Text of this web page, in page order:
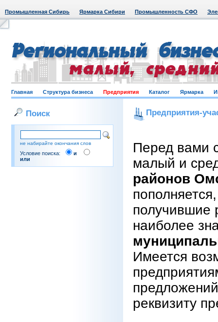
Промышленная Сибирь Ярмарка Сибири Промышленность СФО
Главная Структура бизнеса Предприятия Каталог Ярмарка
Поиск
не набирайте окончания слов
Условие поиска:
и
или
Предприятия-
Перед вами
малый и
районов
получившие
наиболее
Имеется
реквизиту